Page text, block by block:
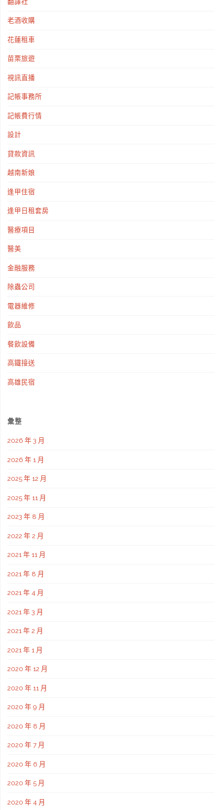
老酒收購
花蓮租車
苗栗旅遊
視訊直播
記帳事務所
記帳費行情
設計
貸款資訊
越南新娘
逢甲住宿
逢甲日租套房
醫療項目
醫美
金融服務
除蟲公司
電器維修
飲品
餐飲設備
高鐵接送
高雄民宿
彙整
2026 年 3 月
2026 年 1 月
2025 年 12 月
2025 年 11 月
2023 年 8 月
2022 年 2 月
2021 年 11 月
2021 年 8 月
2021 年 4 月
2021 年 3 月
2021 年 2 月
2021 年 1 月
2020 年 12 月
2020 年 11 月
2020 年 9 月
2020 年 8 月
2020 年 7 月
2020 年 6 月
2020 年 5 月
2020 年 4 月